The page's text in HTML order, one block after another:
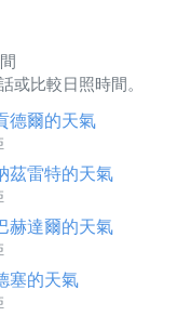
比較日照時間。
爾的天氣
雷特的天氣
達爾的天氣
的天氣